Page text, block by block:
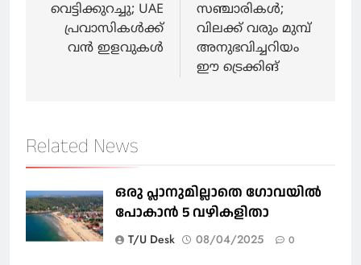
വെട്ടിക്കുറച്ചു; UAE
പ്രവാസികൾക്ക്
വൻ ഇളവുകൾ
സഞ്ചാരികൾ;
വിലക്ക് വരും മുമ്പ്
അനുഭവിച്ചറിയം
ഈ ട്രെക്കിങ്
Related News
ഒരു പ്ലാനുമില്ലാതെ ഗോവയില്‍
പോകാൻ 5 വഴികളിതാ
T/U Desk 08/04/2025 0